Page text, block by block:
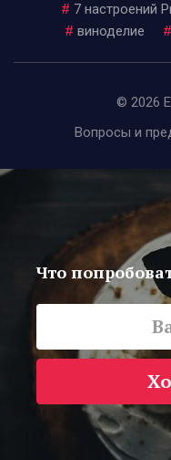
# 7 настроений
# виноделие #
© 2026
Вопросы и
Что